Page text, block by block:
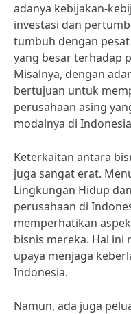
adanya kebijakan-
investasi dan
tumbuh dengan
yang besar terhadap
Misalnya, dengan
bertujuan untuk
perusahaan asing
modalnya di
Keterkaitan antara
juga sangat erat.
Lingkungan Hidup
perusahaan di
memperhatikan
bisnis mereka. Hal ini
upaya menjaga
Indonesia.
Namun, ada juga